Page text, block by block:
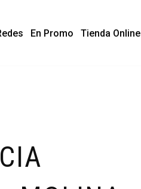
En Promo Tienda Online